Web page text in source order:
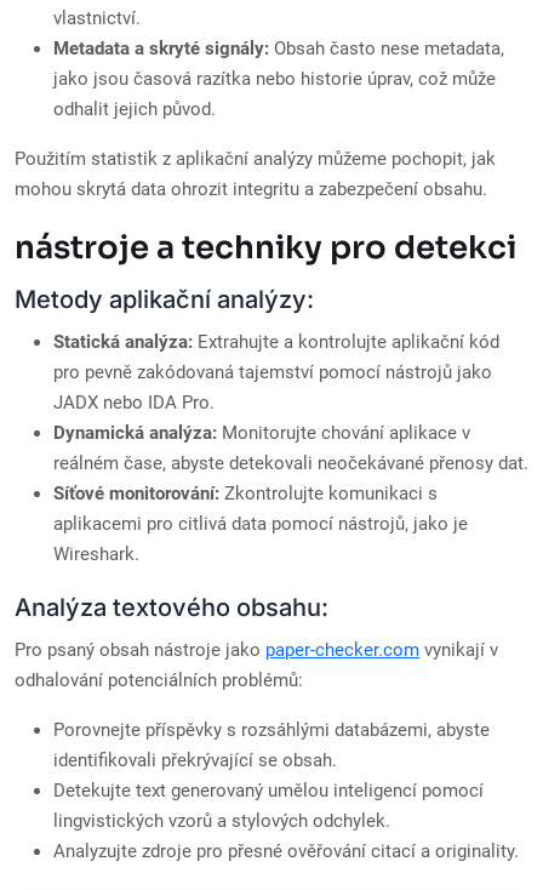
vlastnictví.
Metadata a skryté signály: Obsah často nese metadata,
jako jsou časová razítka nebo historie úprav, což může
odhalit jejich původ.
Použitím statistik z aplikační analýzy můžeme pochopit, jak
mohou skrytá data ohrozit integritu a zabezpečení obsahu.
nástroje a techniky pro detekci
Metody aplikační analýzy:
Statická analýza: Extrahujte a kontrolujte aplikační kód
pro pevně zakódovaná tajemství pomocí nástrojů jako
JADX nebo IDA Pro.
Dynamická analýza: Monitorujte chování aplikace v
reálném čase, abyste detekovali neočekávané přenosy dat.
Síťové monitorování: Zkontrolujte komunikaci s
aplikacemi pro citlivá data pomocí nástrojů, jako je
Wireshark.
Analýza textového obsahu:
Pro psaný obsah nástroje jako paper-checker.com vynikají v
odhalování potenciálních problémů:
Porovnejte příspěvky s rozsáhlými databázemi, abyste
identifikovali překrývající se obsah.
Detekujte text generovaný umělou inteligencí pomocí
lingvistických vzorů a stylových odchylek.
Analyzujte zdroje pro přesné ověřování citací a originality.